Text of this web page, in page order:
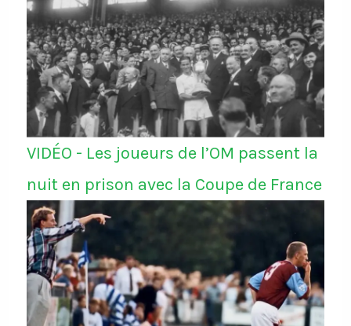
VIDÉO - Les joueurs de l’OM passent la
nuit en prison avec la Coupe de France